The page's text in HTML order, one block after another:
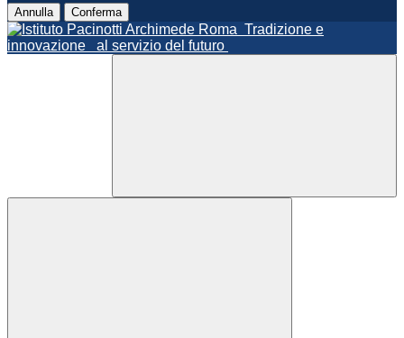
Annulla Conferma
Roma Tradizione e
innovazione
al servizio del futuro